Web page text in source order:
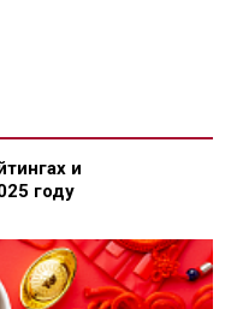
и
году